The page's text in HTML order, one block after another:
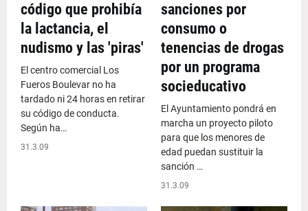
código que prohibía
la lactancia, el
nudismo y las 'piras'
El centro comercial Los
Fueros Boulevar no ha
tardado ni 24 horas en retirar
su código de conducta.
Según ha…
31.3.09
sanciones por
consumo o
tenencias de drogas
por un programa
socieducativo
El Ayuntamiento pondrá en
marcha un proyecto piloto
para que los menores de
edad puedan sustituir la
sanción …
31.3.09